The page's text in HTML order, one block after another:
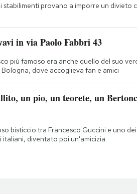
stabilimenti provano a imporre un divieto
in via Paolo Fabbri 43
più famoso era anche quello del suo
dove accoglieva fan e amici
un pio, un teorete, un
bisticcio tra Francesco Guccini e uno
italiani, diventato poi un'amicizia